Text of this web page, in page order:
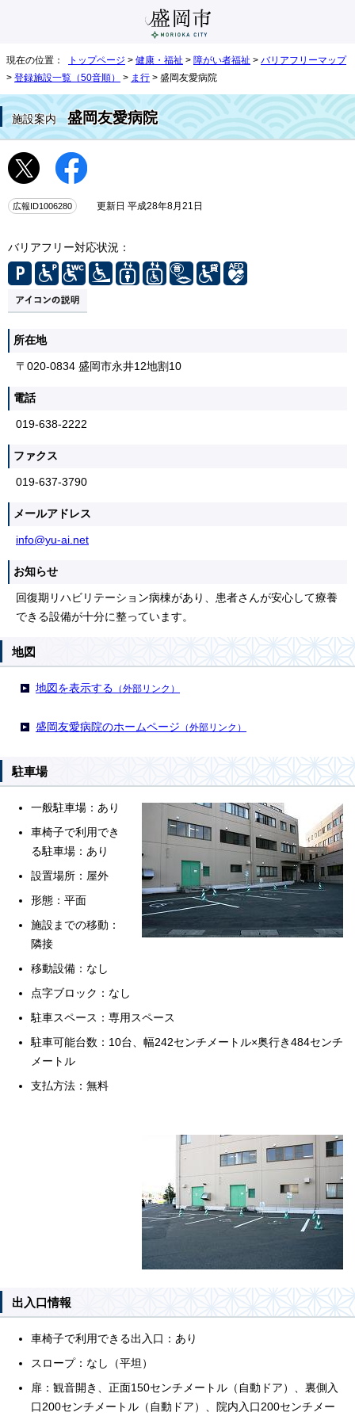
現在の位置： トップページ > 健康・福祉 > 障がい者福祉 > バリアフリーマップ
> 登録施設一覧（50音順） > ま行 > 盛岡友愛病院
施設案内盛岡友愛病院
広報ID1006280 更新日 平成28年8月21日
バリアフリー対応状況：
所在地
〒020-0834 盛岡市永井12地割10
電話
019-638-2222
ファクス
019-637-3790
メールアドレス
info@yu-ai.net
お知らせ
回復期リハビリテーション病棟があり、患者さんが安心して療養
できる設備が十分に整っています。
地図
地図を表示する （外部リンク）
盛岡友愛病院のホームページ （外部リンク）
駐車場
一般駐車場：あり
車椅子で利用でき
る駐車場：あり
設置場所：屋外
形態：平面
施設までの移動：
隣接
移動設備：なし
点字ブロック：なし
駐車スペース：専用スペース
駐車可能台数：10台、幅242センチメートル×奥行き484センチ
メートル
支払方法：無料
出入口情報
車椅子で利用できる出入口：あり
スロープ：なし（平坦）
扉：観音開き、正面150センチメートル（自動ドア）、裏側入
口200センチメートル（自動ドア）、院内入口200センチメー